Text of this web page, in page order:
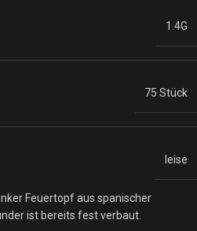
1.4G
75 Stück
leise
Feuertopf aus spanischer
ist bereits fest verbaut.